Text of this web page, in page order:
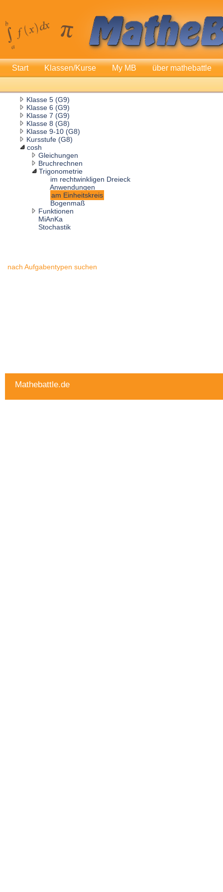
Start Klassen/Kurse My MB über mathebattle
Klasse 5 (G9)
Klasse 6 (G9)
Klasse 7 (G9)
Klasse 8 (G8)
Klasse 9-10 (G8)
Kursstufe (G8)
cosh
Gleichungen
Bruchrechnen
Trigonometrie
im rechtwinkligen Dreieck
Anwendungen
am Einheitskreis
Bogenmaß
Funktionen
MiAnKa
Stochastik
nach Aufgabentypen suchen
Mathebattle.de